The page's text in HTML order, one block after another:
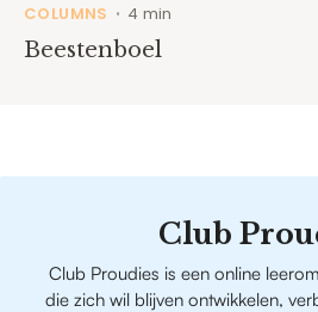
COLUMNS • 4 min
Beestenboel
Club
Club Proudies is een online
die zich wil blijven ontwikkelen,